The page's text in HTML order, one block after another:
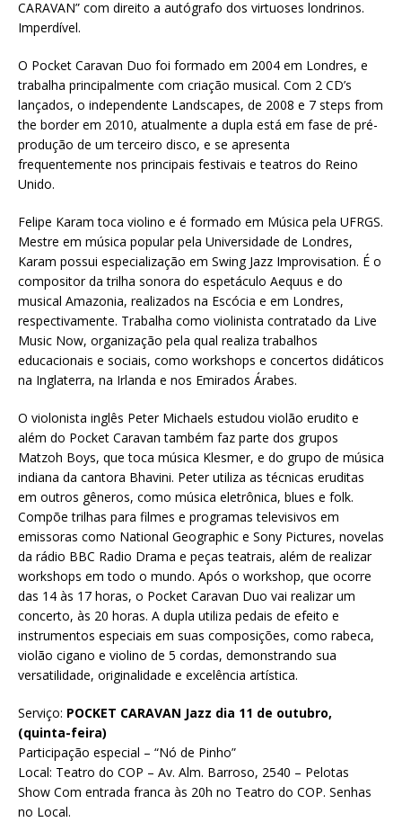
CARAVAN” com direito a autógrafo dos virtuoses londrinos.
Imperdível.
O Pocket Caravan Duo foi formado em 2004 em Londres, e
trabalha principalmente com criação musical. Com 2 CD’s
lançados, o independente Landscapes, de 2008 e 7 steps from
the border em 2010, atualmente a dupla está em fase de pré-
produção de um terceiro disco, e se apresenta
frequentemente nos principais festivais e teatros do Reino
Unido.
Felipe Karam toca violino e é formado em Música pela UFRGS.
Mestre em música popular pela Universidade de Londres,
Karam possui especialização em Swing Jazz Improvisation. É o
compositor da trilha sonora do espetáculo Aequus e do
musical Amazonia, realizados na Escócia e em Londres,
respectivamente. Trabalha como violinista contratado da Live
Music Now, organização pela qual realiza trabalhos
educacionais e sociais, como workshops e concertos didáticos
na Inglaterra, na Irlanda e nos Emirados Árabes.
O violonista inglês Peter Michaels estudou violão erudito e
além do Pocket Caravan também faz parte dos grupos
Matzoh Boys, que toca música Klesmer, e do grupo de música
indiana da cantora Bhavini. Peter utiliza as técnicas eruditas
em outros gêneros, como música eletrônica, blues e folk.
Compõe trilhas para filmes e programas televisivos em
emissoras como National Geographic e Sony Pictures, novelas
da rádio BBC Radio Drama e peças teatrais, além de realizar
workshops em todo o mundo. Após o workshop, que ocorre
das 14 às 17 horas, o Pocket Caravan Duo vai realizar um
concerto, às 20 horas. A dupla utiliza pedais de efeito e
instrumentos especiais em suas composições, como rabeca,
violão cigano e violino de 5 cordas, demonstrando sua
versatilidade, originalidade e excelência artística.
Serviço: POCKET CARAVAN Jazz dia 11 de outubro,
(quinta-feira)
Participação especial – “Nó de Pinho”
Local: Teatro do COP – Av. Alm. Barroso, 2540 – Pelotas
Show Com entrada franca às 20h no Teatro do COP. Senhas
no Local.